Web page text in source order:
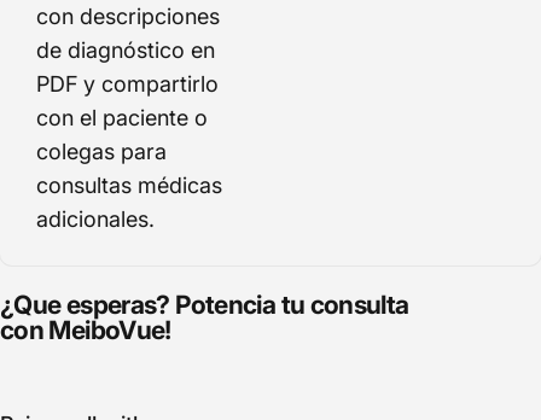
con descripciones
de diagnóstico en
PDF y compartirlo
con el paciente o
colegas para
consultas médicas
adicionales.
¿Que esperas? Potencia tu consulta
con MeiboVue!